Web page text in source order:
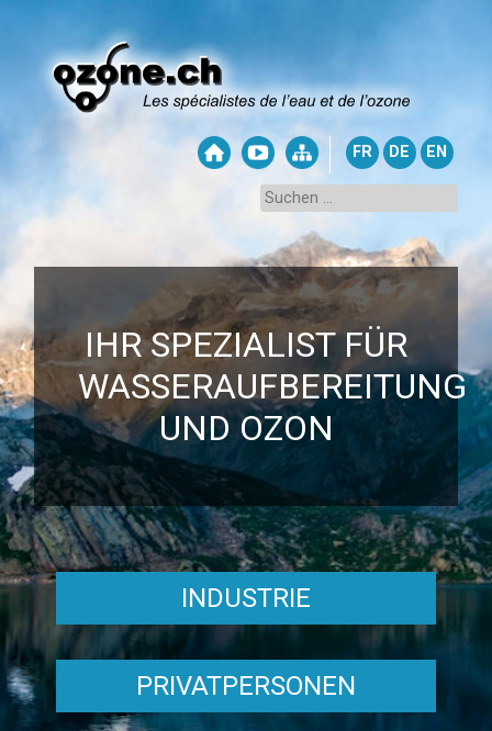
FR DE EN
IHR SPEZIALIST FÜR
WASSERAUFBEREITUNG
UND OZON
INDUSTRIE
PRIVATPERSONEN